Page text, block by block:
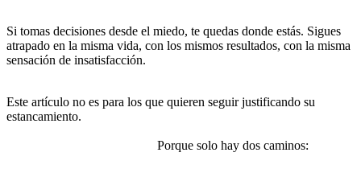
Si tomas decisiones desde el miedo, te quedas donde estás. Sigues
atrapado en la misma vida, con los mismos resultados, con la misma
sensación de insatisfacción.
Este artículo no es para los que quieren seguir justificando su
estancamiento.
Porque solo hay dos caminos: